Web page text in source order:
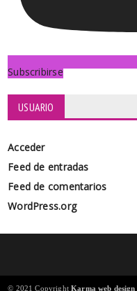
Subscribirse
USUARIO
Acceder
Feed de entradas
Feed de comentarios
WordPress.org
© 2021 CopyrightKarma web design